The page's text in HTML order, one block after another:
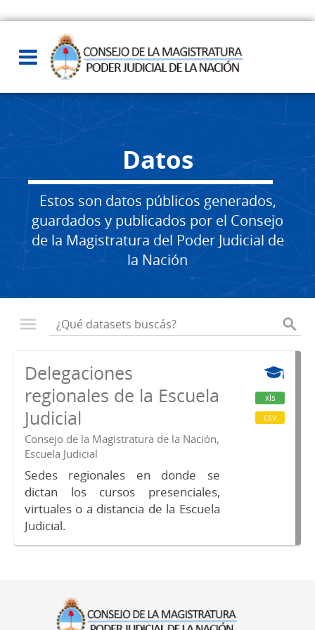
Datos
Estos son datos públicos generados,
guardados y publicados por el Consejo
de la Magistratura del Poder Judicial de
la Nación
Delegaciones
regionales de la Escuela
Judicial
Consejo de la Magistratura de la Nación,
Escuela Judicial
Sedes regionales en donde se
dictan los cursos presenciales,
virtuales o a distancia de la Escuela
Judicial.
xls
csv